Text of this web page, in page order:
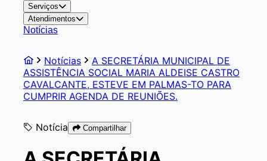
Serviços
Atendimentos
Notícias
Notícias
A SECRETÁRIA MUNICIPAL DE
ASSISTÊNCIA SOCIAL MARIA ALDEISE CASTRO
CAVALCANTE, ESTEVE EM PALMAS-TO PARA
CUMPRIR AGENDA DE REUNIÕES.
Notícia Compartilhar